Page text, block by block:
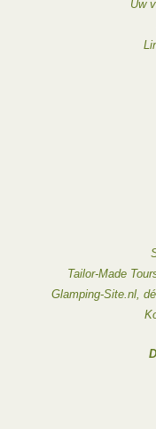
Uw
Tailor-Made
Glamping-Site.nl,